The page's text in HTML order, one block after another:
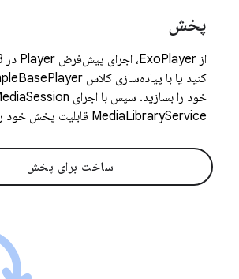
پخش
MediaLibraryService قابلیت پخش خود را گسترش دهید.
ساخت برای پخش